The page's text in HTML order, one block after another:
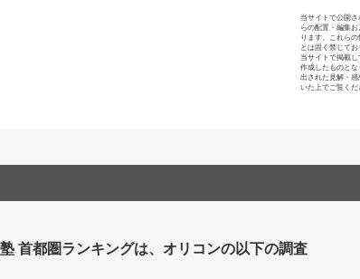
当サイトで公開
らの配置・編集
ります。これら
とは固く禁じてお
当サイトで掲載
作成したものと
出された見解・
いた上でご覧くだ
首都圏ランキングは、オリコンの以下の調査